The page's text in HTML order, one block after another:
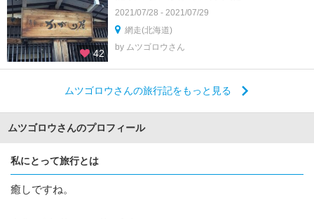
42
2021/07/28 - 2021/07/29
網走(北海道)
by ムツゴロウさん
ムツゴロウさんの旅行記をもっと見る
ムツゴロウさんのプロフィール
私にとって旅行とは
癒しですね。